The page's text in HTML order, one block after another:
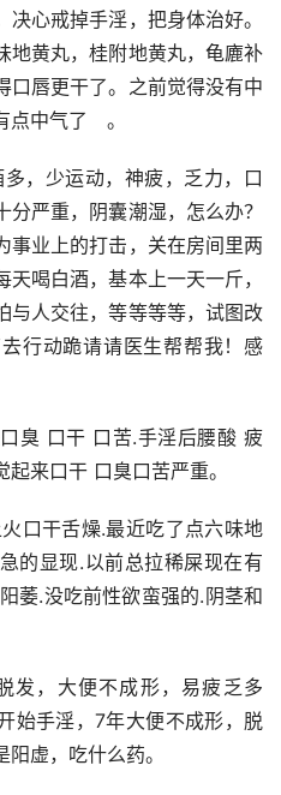
心戒掉手淫，把身体治好。
地黄丸，桂附地黄丸，龟廘补
口唇更干了。之前觉得没有中
中气了　。
，少运动，神疲，乏力，口
严重，阴囊潮湿，怎么办？
事业上的打击，关在房间里两
喝白酒，基本上一天一斤，
与人交往，等等等等，试图改
行动跪请请医生帮帮我！感
臭 口干 口苦.手淫后腰酸 疲
来口干 口臭口苦严重。
口干舌燥.最近吃了点六味地
的显现.以前总拉稀屎现在有
萎.没吃前性欲蛮强的.阴茎和
发，大便不成形，易疲乏多
始手淫，7年大便不成形，脱
虚，吃什么药。